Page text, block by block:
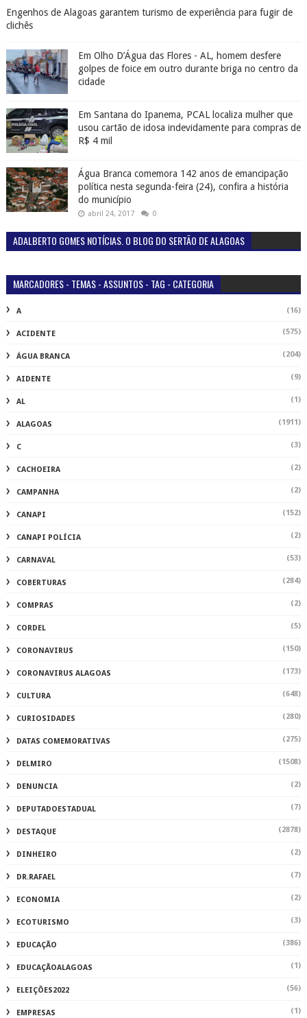
Engenhos de Alagoas garantem turismo de experiência para fugir de
clichês
Em Olho D’Água das Flores - AL, homem desfere
golpes de foice em outro durante briga no centro da
cidade
Em Santana do Ipanema, PCAL localiza mulher que
usou cartão de idosa indevidamente para compras de
R$ 4 mil
Água Branca comemora 142 anos de emancipação
política nesta segunda-feira (24), confira a história
do município
abril 24, 2017 0
ADALBERTO GOMES NOTÍCIAS. O BLOG DO SERTÃO DE ALAGOAS
MARCADORES - TEMAS - ASSUNTOS - TAG - CATEGORIA
A (16)
ACIDENTE (575)
ÁGUA BRANCA (204)
AIDENTE (9)
AL (1)
ALAGOAS (1911)
C (3)
CACHOEIRA (2)
CAMPANHA (2)
CANAPI (152)
CANAPI POLÍCIA (2)
CARNAVAL (53)
COBERTURAS (284)
COMPRAS (2)
CORDEL (5)
CORONAVIRUS (150)
CORONAVIRUS ALAGOAS (173)
CULTURA (648)
CURIOSIDADES (280)
DATAS COMEMORATIVAS (275)
DELMIRO (1508)
DENUNCIA (2)
DEPUTADOESTADUAL (7)
DESTAQUE (2878)
DINHEIRO (2)
DR.RAFAEL (7)
ECONOMIA (2)
ECOTURISMO (3)
EDUCAÇÃO (386)
EDUCAÇÃOALAGOAS (1)
ELEIÇÕES2022 (56)
EMPRESAS (1)